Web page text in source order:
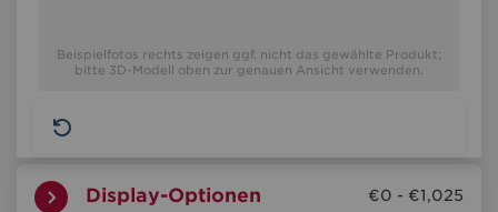
Beispielfotos rechts zeigen ggf. nicht das gewählte Produkt;
bitte 3D-Modell oben zur genauen Ansicht verwenden.
Rackmonitore
Display-Optionen €0 - €1,025